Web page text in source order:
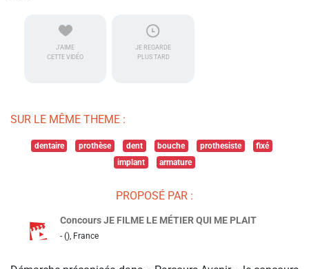
J'AIME
CETTE VIDÉO
JE REGARDE
PLUS TARD
SUR LE MÊME THEME :
dentaire prothèse dent bouche prothesiste
fixé
implant
armature
PROPOSÉ PAR :
Concours JE FILME LE MÉTIER QUI ME PLAIT
- (), France